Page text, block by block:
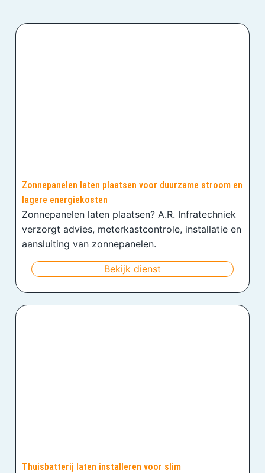
Zonnepanelen laten plaatsen voor duurzame stroom en
lagere energiekosten
Zonnepanelen laten plaatsen? A.R. Infratechniek
verzorgt advies, meterkastcontrole, installatie en
aansluiting van zonnepanelen.
Bekijk dienst
Thuisbatterij laten installeren voor slim